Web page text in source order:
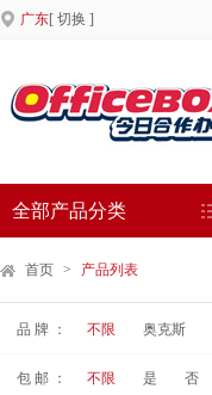
广东[ 切换 ]
全部产品分类
首页 > 产品列表
品 牌 ： 不限 奥克斯
包 邮 ： 不限 是 否